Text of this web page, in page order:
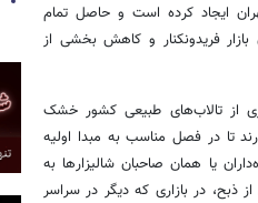
ایجاد کرده است و حاصل تمام
فریدونکنار و کاهش بخشی از
از تالاب‌های طبیعی کشور خشک
تا در فصل مناسب به مبدا اولیه
یا همان صاحبان شالیزارها به
در بازاری که دیگر در سراسر